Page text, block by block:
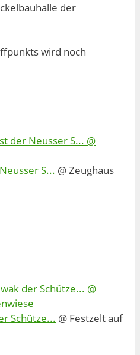
der
wird noch
der Neusser S... @
S... @ Zeughaus
der Schütze... @
Schütze... @ Festzelt auf